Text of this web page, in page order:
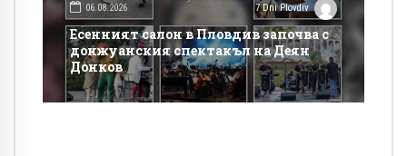
06.08.2026 7 Dni Plovdiv
Есенният салон в Пловдив започва с
донжуанския спектакъл на Деян
Донков